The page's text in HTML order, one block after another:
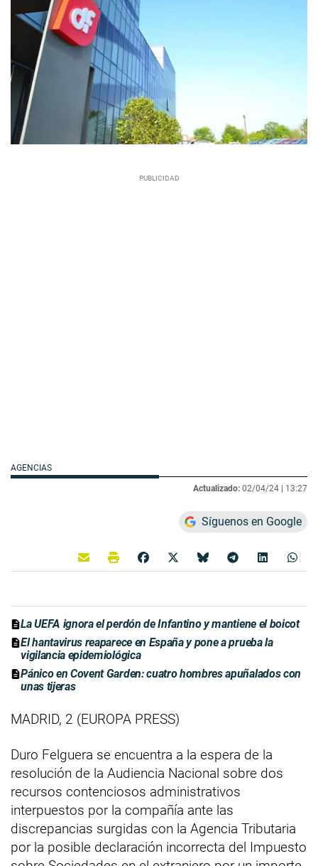
AGENCIAS
Actualizado: 02/04/24 | 13:27
Síguenos en Google
La UEFA ignora el perdón de Infantino y mantiene el boicot
El hantavirus reaparece en España y pone a prueba la
vigilancia epidemiológica
Pánico en Covent Garden: cuatro hombres apuñalados con
unas tijeras
MADRID, 2 (EUROPA PRESS)
Duro Felguera se encuentra a la espera de la
resolución de la Audiencia Nacional sobre dos
recursos contenciosos administrativos
interpuestos por la compañía ante las
discrepancias surgidas con la Agencia Tributaria
por la posible declaración incorrecta del Impuesto